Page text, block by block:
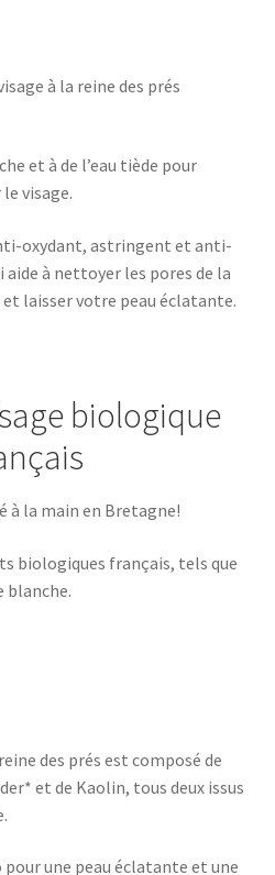
à la reine des prés
et à de l’eau tiède pour
visage.
oxydant, astringent et anti-
à nettoyer les pores de la
laisser votre peau éclatante.
biologique
à la main en Bretagne!
biologiques français, tels que
blanche.
des prés est composé de
et de Kaolin, tous deux issus
pour une peau éclatante et une